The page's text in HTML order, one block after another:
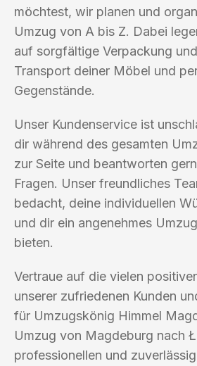
möchtest, wir planen und
Umzug von A bis Z. Dabei
auf sorgfältige Verpackung
Transport deiner Möbel und
Gegenstände.
Unser Kundenservice ist
dir während des gesamten
zur Seite und beantworten
Fragen. Unser freundliches
bedacht, deine individuellen
und dir ein angenehmes
bieten.
Vertraue auf die vielen
unserer zufriedenen Kunden
für Umzugskönig Himmel
Umzug von Magdeburg nach
professionellen und